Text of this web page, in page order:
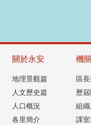
關於永安
地理景觀篇
人文歷史篇
人口概況
各里簡介
機
區
歷
組
課